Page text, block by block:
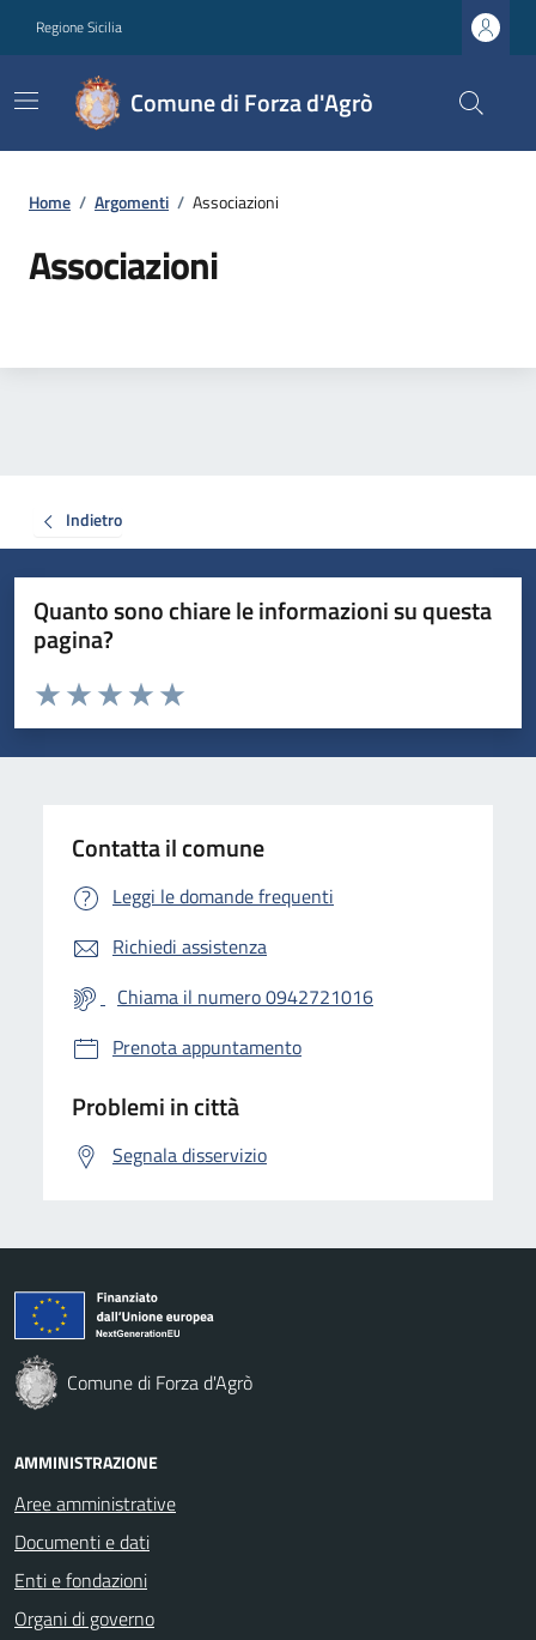
Regione Sicilia
Comune di Forza d'Agrò
Home / Argomenti / Associazioni
Associazioni
Indietro
Quanto sono chiare le informazioni su questa
pagina?
Valuta da 1 a 5 stelle la pagina
Valuta 5 stelle su 5
Valuta 4 stelle su 5
Valuta 3 stelle su 5
Valuta 2 stelle su 5
Valuta 1 stelle su 5
Contatta il comune
Leggi le domande frequenti
Richiedi assistenza
Chiama il numero 0942721016
Prenota appuntamento
Problemi in città
Segnala disservizio
Comune di Forza d'Agrò
AMMINISTRAZIONE
Aree amministrative
Documenti e dati
Enti e fondazioni
Organi di governo